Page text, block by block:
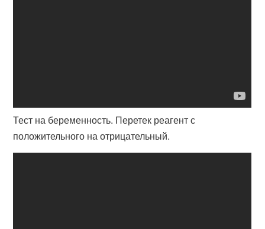
Тест на беременность. Перетек реагент с
положительного на отрицательный.